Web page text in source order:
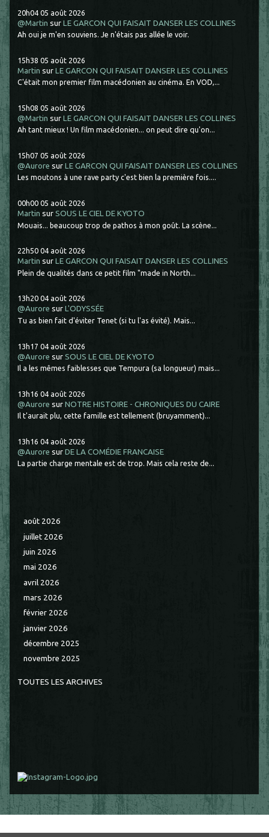
20h04 05 août 2026
@Martin surLE GARCON QUI FAISAIT DANSER LES COLLINES
Ah oui je m'en souviens. Je n'étais pas allée le voir.
15h38 05 août 2026
Martin surLE GARCON QUI FAISAIT DANSER LES COLLINES
C'était mon premier film macédonien au cinéma. En VOD,...
15h08 05 août 2026
@Martin surLE GARCON QUI FAISAIT DANSER LES COLLINES
Ah tant mieux ! Un film macédonien... on peut dire qu'on...
15h07 05 août 2026
@Aurore surLE GARCON QUI FAISAIT DANSER LES COLLINES
Les moutons à une rave party c'est bien la première fois....
00h00 05 août 2026
Martin surSOUS LE CIEL DE KYOTO
Mouais... beaucoup trop de pathos à mon goût. La scène...
22h50 04 août 2026
Martin surLE GARCON QUI FAISAIT DANSER LES COLLINES
Plein de qualités dans ce petit film "made in North...
13h20 04 août 2026
@Aurore surL'ODYSSÉE
Tu as bien fait d'éviter Tenet (si tu l'as évité). Mais...
13h17 04 août 2026
@Aurore surSOUS LE CIEL DE KYOTO
Il a les mêmes faiblesses que Tempura (sa longueur) mais...
13h16 04 août 2026
@Aurore surNOTRE HISTOIRE - CHRONIQUES DU CAIRE
Il t'aurait plu, cette famille est tellement (bruyamment)...
13h16 04 août 2026
@Aurore surDE LA COMÉDIE FRANCAISE
La partie charge mentale est de trop. Mais cela reste de...
août 2026
juillet 2026
juin 2026
mai 2026
avril 2026
mars 2026
février 2026
janvier 2026
décembre 2025
novembre 2025
TOUTES LES ARCHIVES